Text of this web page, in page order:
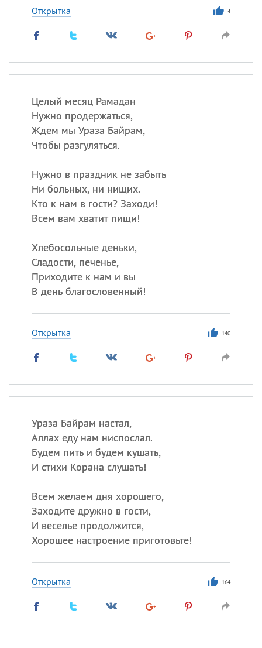
Открытка 4
Целый месяц Рамадан
Нужно продержаться,
Ждем мы Ураза Байрам,
Чтобы разгуляться.
Нужно в праздник не забыть
Ни больных, ни нищих.
Кто к нам в гости? Заходи!
Всем вам хватит пищи!
Хлебосольные деньки,
Сладости, печенье,
Приходите к нам и вы
В день благословенный!
Открытка 140
Ураза Байрам настал,
Аллах еду нам ниспослал.
Будем пить и будем кушать,
И стихи Корана слушать!
Всем желаем дня хорошего,
Заходите дружно в гости,
И веселье продолжится,
Хорошее настроение приготовьте!
Открытка 164